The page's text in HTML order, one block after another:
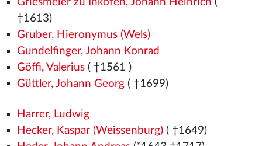
Griesmeier zu Inkofen, Johann Heinrich (
†1613)
Gruber, Hieronymus (Wels)
Gundelfinger, Johann Konrad
Göffi, Valerius( †1561 )
Güttler, Johann Georg( †1699)
Harrer, Ludwig
Hecker, Kaspar (Weissenburg)( †1649)